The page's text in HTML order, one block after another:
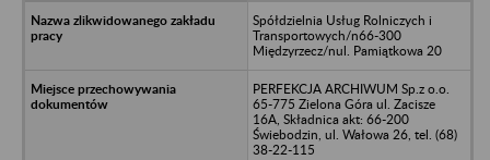
Spółdzielnia Usług Rolniczych i
Transportowych/n66-300
Międzyrzecz/nul. Pamiątkowa 20
PERFEKCJA ARCHIWUM Sp.z o.o.
65-775 Zielona Góra ul. Zacisze
16A, Składnica akt: 66-200
Świebodzin, ul. Wałowa 26, tel. (68)
38-22-115